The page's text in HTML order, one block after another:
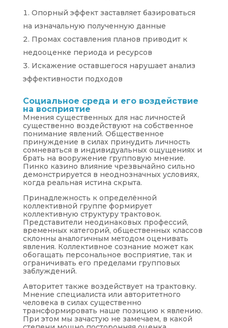
Опорный эффект заставляет базироваться
на изначальную полученную данные
Промах составления планов приводит к
недооценке периода и ресурсов
Искажение оставшегося нарушает анализ
эффективности подходов
Социальное среда и его воздействие
на восприятие
Мнения существенных для нас личностей
существенно воздействуют на собственное
понимание явлений. Общественное
принуждение в силах принудить личность
сомневаться в индивидуальных ощущениях и
брать на вооружение групповую мнение.
Пинко казино влияние чрезвычайно сильно
демонстрируется в неоднозначных условиях,
когда реальная истина скрыта.
Принадлежность к определённой
коллективной группе формирует
коллективную структуру трактовок.
Представители неодинаковых профессий,
временных категорий, общественных классов
склонны аналогичным методом оценивать
явления. Коллективное сознание может как
обогащать персональное восприятие, так и
ограничивать его пределами групповых
заблуждений.
Авторитет также воздействует на трактовку.
Мнение специалиста или авторитетного
человека в силах существенно
трансформировать наше позицию к явлению.
При этом мы зачастую не замечаем, в какой